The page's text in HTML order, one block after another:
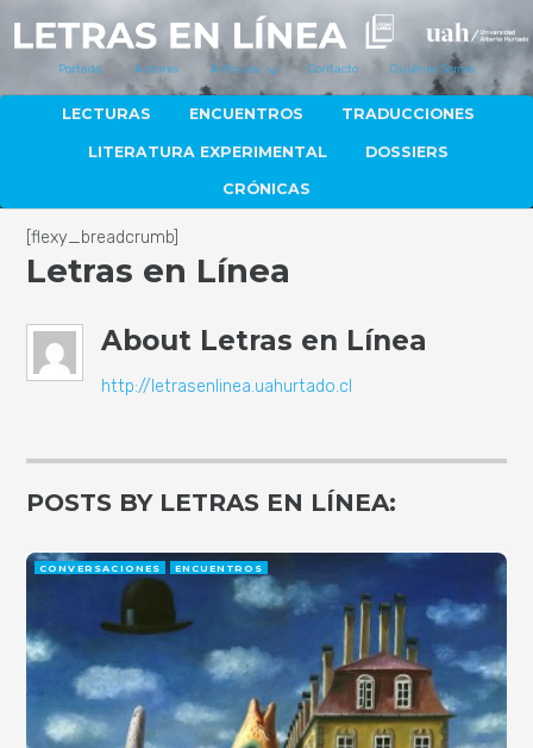
Portada Autores Artículos Contacto Quiénes Somos
LECTURAS ENCUENTROS TRADUCCIONES
LITERATURA EXPERIMENTAL DOSSIERS
CRÓNICAS
[flexy_breadcrumb]
Letras en Línea
About Letras en Línea
http://letrasenlinea.uahurtado.cl
POSTS BY LETRAS EN LÍNEA:
CONVERSACIONES ENCUENTROS